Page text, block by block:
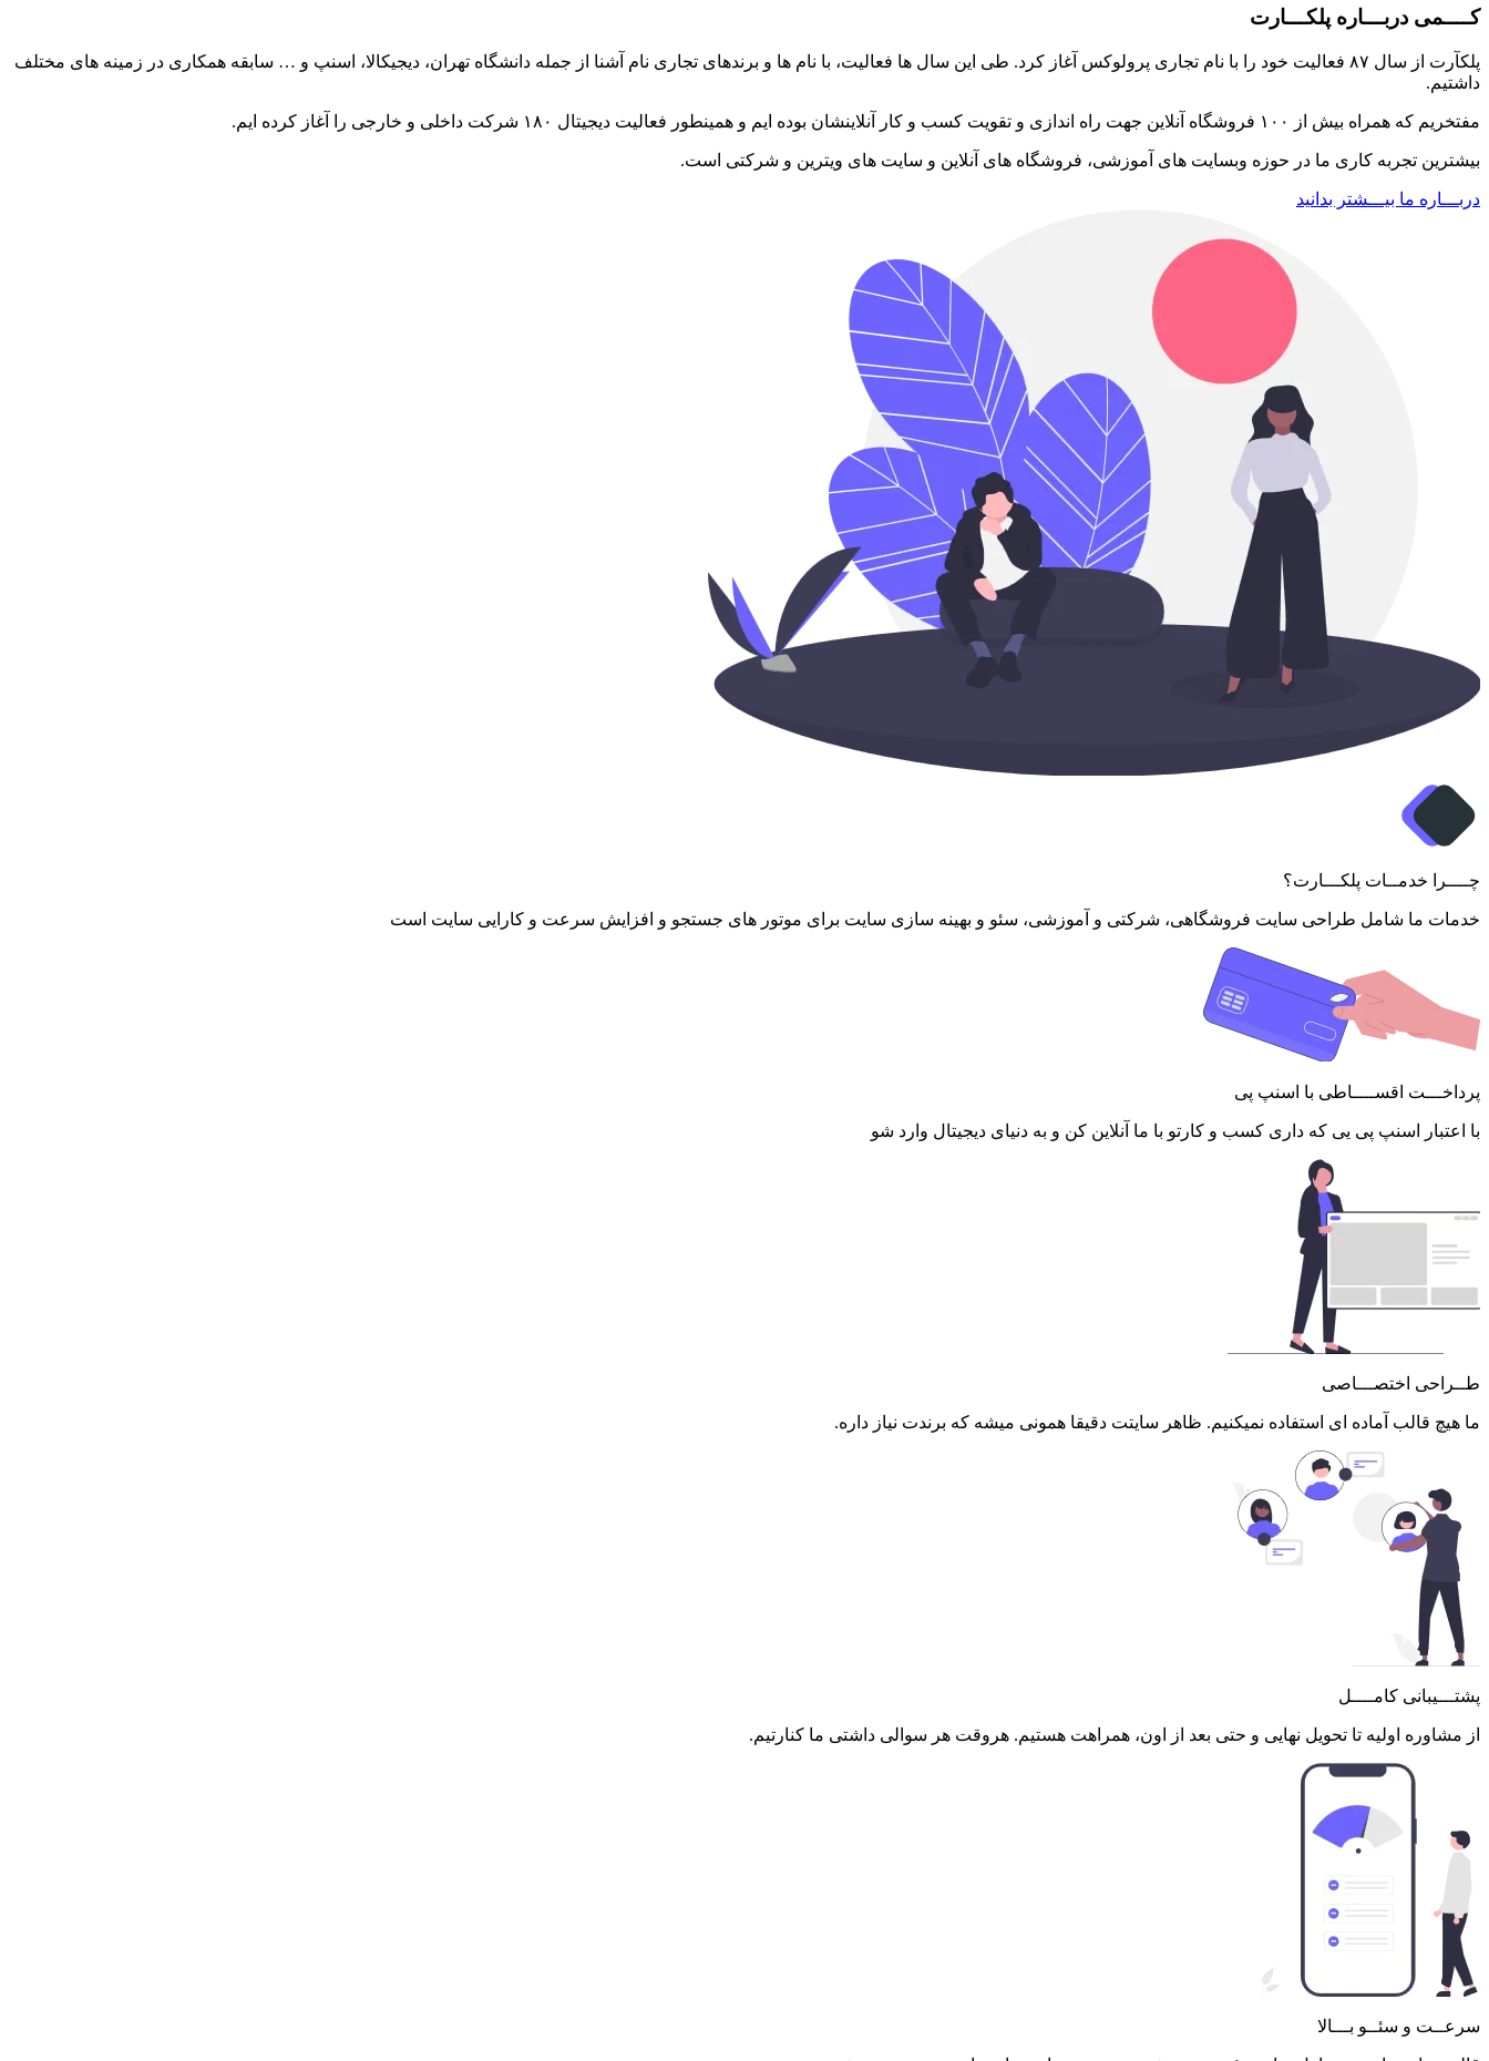
کــــمی دربـــاره پلکـــارت
داشتیم.
مفتخریم که همراه بیش از ۱۰۰ فروشگاه آنلاین جهت راه اندازی و تقویت کسب و کار آنلاینشان بوده ایم و همینطور فعالیت دیجیتال ۱۸۰ شرکت داخلی و خارجی را آغاز کرده ایم.
بیشترین تجربه کاری ما در حوزه وبسایت های آموزشی، فروشگاه های آنلاین و سایت های ویترین و شرکتی است.
دربـــاره ما بیـــشتر بدانید
چــــرا خدمــات پلکـــارت؟
خدمات ما شامل طراحی سایت فروشگاهی، شرکتی و آموزشی، سئو و بهینه سازی سایت برای موتور های جستجو و افزایش سرعت و کارایی سایت است
پرداخـــت اقســــاطی با اسنپ پی
با اعتبار اسنپ پی یی که داری کسب و کارتو با ما آنلاین کن و به دنیای دیجیتال وارد شو
طــراحی اختصـــاصی
ما هیچ قالب آماده ای استفاده نمیکنیم. ظاهر سایتت دقیقا همونی میشه که برندت نیاز داره.
پشتـــیبانی کامــــل
از مشاوره اولیه تا تحویل نهایی و حتی بعد از اون، همراهت هستیم. هروقت هر سوالی داشتی ما کنارتیم.
سرعــت و سئــو بـــالا